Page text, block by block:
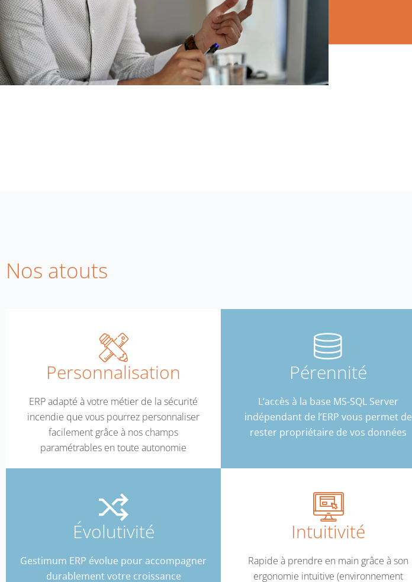
Nos atouts
Personnalisation
ERP adapté à votre métier de la sécurité
incendie que vous pourrez personnaliser
facilement grâce à nos champs
paramétrables en toute autonomie
Pérennité
L’accès à la base MS-SQL Server
indépendant de l’ERP vous permet de
rester propriétaire de vos données
Évolutivité​
Gestimum ERP évolue pour accompagner
durablement votre croissance
Intuitivité
Rapide à prendre en main grâce à son
ergonomie intuitive (environnement